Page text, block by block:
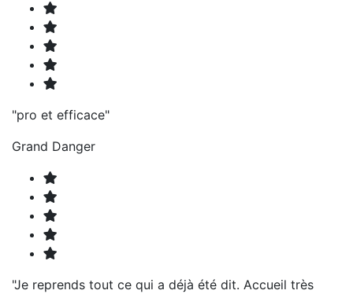
"pro et efficace"
Grand Danger
"Je reprends tout ce qui a déjà été dit. Accueil très